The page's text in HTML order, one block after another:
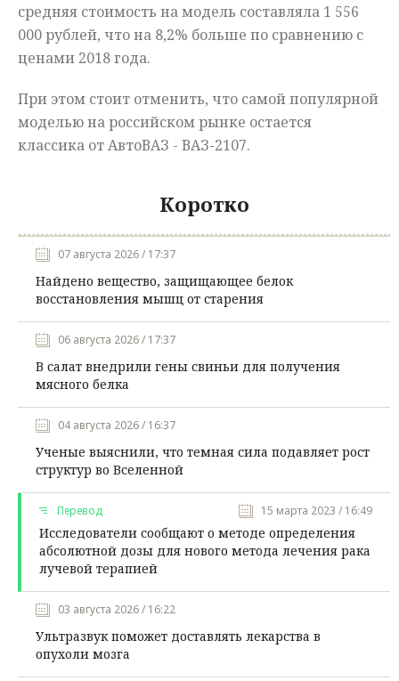
средняя стоимость на модель составляла 1 556
000 рублей, что на 8,2% больше по сравнению с
ценами 2018 года.
При этом стоит отменить, что самой популярной
моделью на российском рынке остается
классика от АвтоВАЗ - ВАЗ-2107.
Коротко
07 августа 2026 / 17:37
Найдено вещество, защищающее белок
восстановления мышц от старения
06 августа 2026 / 17:37
В салат внедрили гены свиньи для получения
мясного белка
04 августа 2026 / 16:37
Ученые выяснили, что темная сила подавляет рост
структур во Вселенной
Перевод 15 марта 2023 / 16:49
Исследователи сообщают о методе определения
абсолютной дозы для нового метода лечения рака
лучевой терапией
03 августа 2026 / 16:22
Ультразвук поможет доставлять лекарства в
опухоли мозга